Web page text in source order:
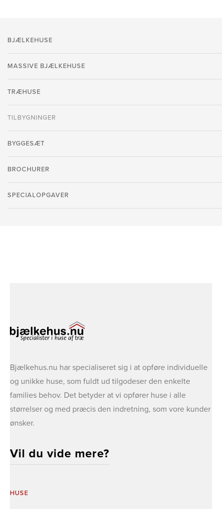
BJÆLKEHUSE
MASSIVE BJÆLKEHUSE
TRÆHUSE
TILBYGNINGER
BYGGESÆT
BROCHURER
SPECIALOPGAVER
Bjælkehus.nu har specialiseret sig i at opføre individuelle
og unikke huse, som fuldt ud tilgodeser den enkelte
families behov. ​Det betyder at vi opfører huse i alle
størrelser og med præcis den indretning, som vore kunder
ønsker.
Vil du vide mere?
HUSE